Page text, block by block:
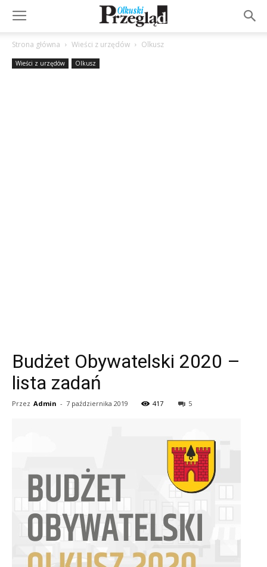
Strona główna Wieści z urzędów Olkusz
Wieści z urzędów Olkusz
Budżet Obywatelski 2020 –
lista zadań
Przez Admin - 7 października 2019 417 5